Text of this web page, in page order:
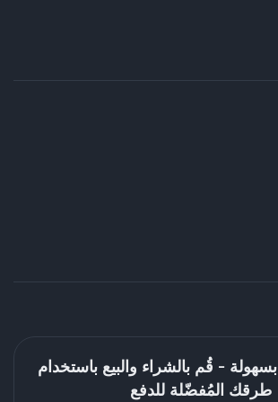
تداول USDT بسهولة - قُم بالشراء والبيع باستخدام
طرقك المُفضّلة للدفع